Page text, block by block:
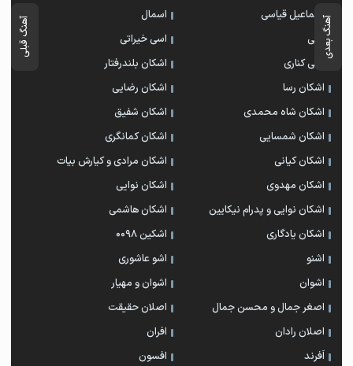
آهنگ بعدی آهنگ قبلی
اسماعیل قیاسی
اسمال
اسی
اسی خیراتی
اسی کناری
اشکان بلندرفتار
اشکان رسا
اشکان رضایی
اشکان شاه محمدی
اشکان شفیق
اشکان شمسایی
اشکان‌ کمانگری
اشکان کیانی
اشکان مرادی و کیارش بیات
اشکان مهدوی
اشکان نوایی
اشکان نوایی و پدرام نیکایین
اشکان هاشمی
اشکان یادگاری
اشکین ۰۰۹۸
اشنو
اشو عاشوری
اشوان
اشوان و مهیار
اصغر جمال و محسن جمال
اصلان حقیقت
اصلان رادان
افران
اَفرند
افسون